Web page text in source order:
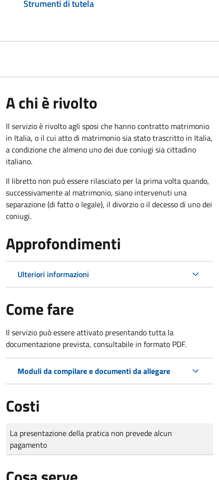
Strumenti di tutela
A chi è rivolto
Il servizio è rivolto agli sposi che hanno contratto matrimonio
in Italia, o il cui atto di matrimonio sia stato trascritto in Italia,
a condizione che almeno uno dei due coniugi sia cittadino
italiano.
Il libretto non può essere rilasciato per la prima volta quando,
successivamente al matrimonio, siano intervenuti una
separazione (di fatto o legale), il divorzio o il decesso di uno dei
coniugi.
Approfondimenti
Ulteriori informazioni
Come fare
Il servizio può essere attivato presentando tutta la
documentazione prevista, consultabile in formato PDF.
Moduli da compilare e documenti da allegare
Costi
Tipo di pagamento
Importo
La presentazione della pratica non prevede alcun
pagamento